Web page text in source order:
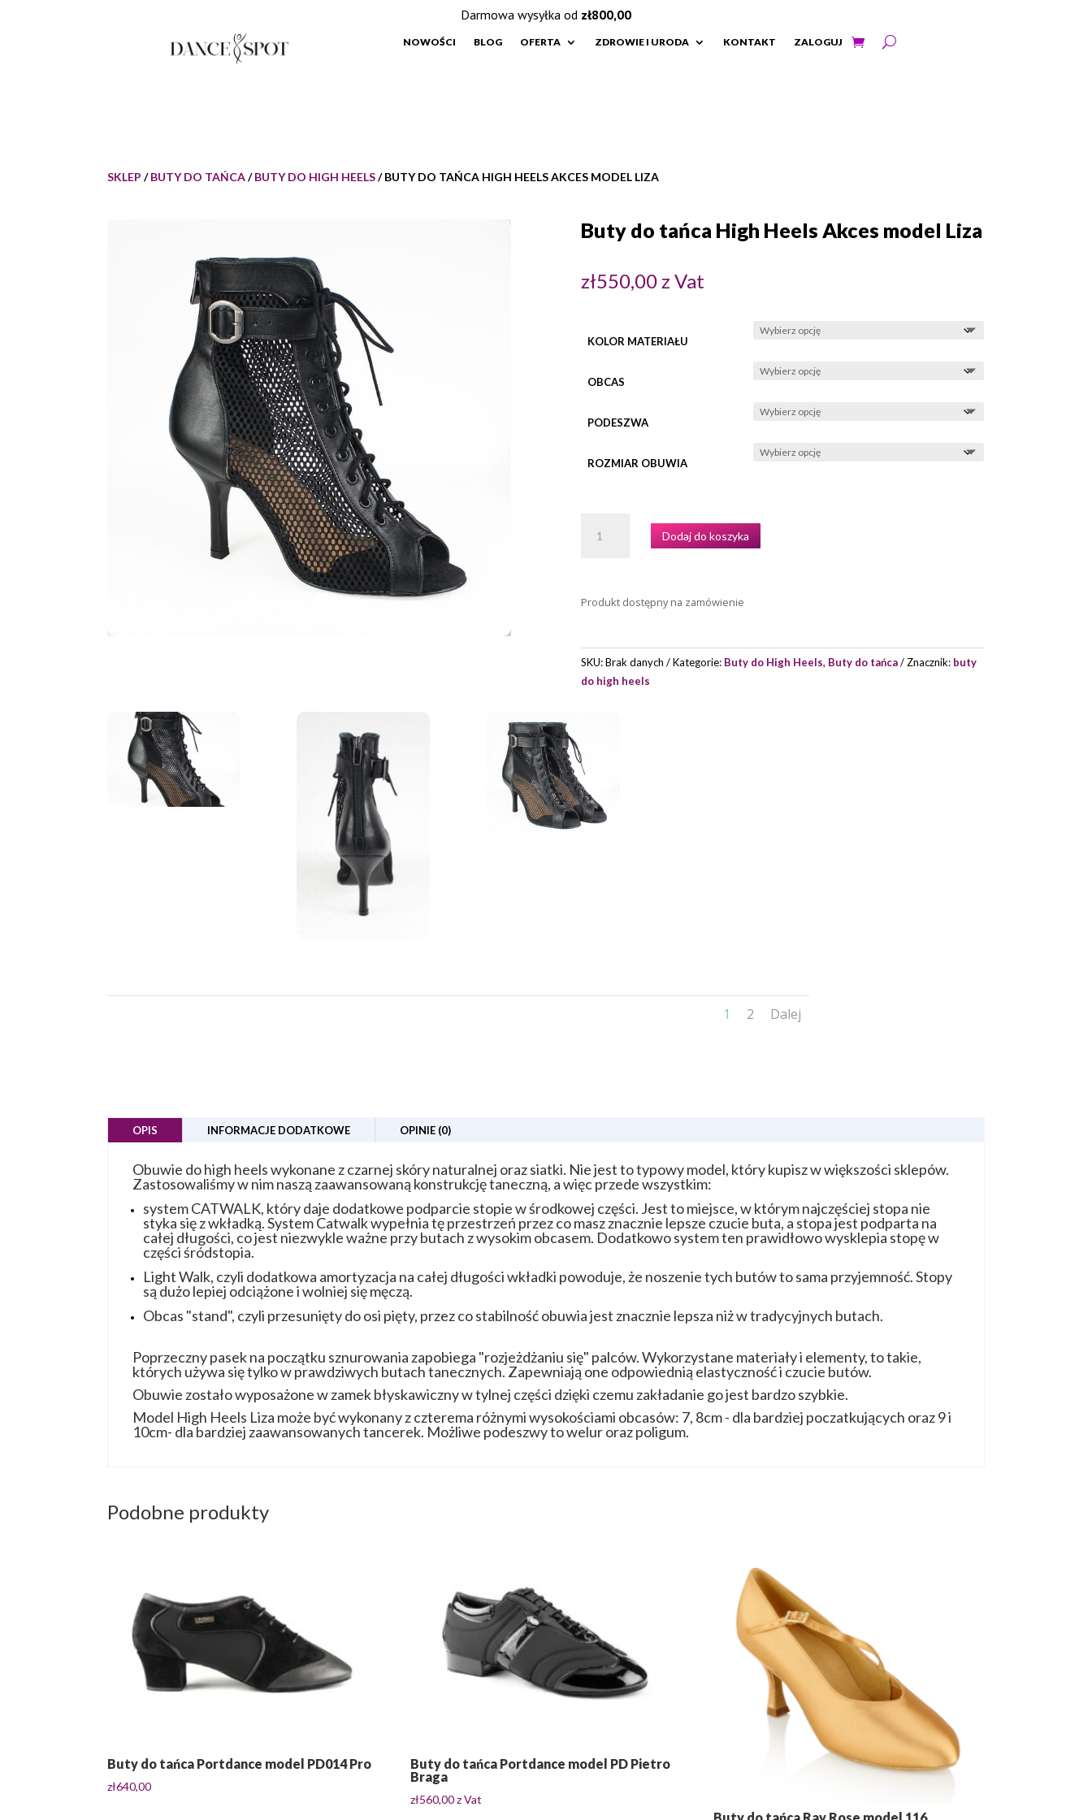
NOWOŚCI BLOG OFERTA ZDROWIE I URODA KONTAKT ZALOGUJ
SKLEP /BUTY DO TAŃCA/BUTY DO HIGH HEELS/ BUTY DO TAŃCA HIGH HEELS AKCES MODEL LIZA
Buty do tańca High Heels Akces model Liza
zł550,00z Vat
KOLOR MATERIAŁU
OBCAS
PODESZWA
ROZMIAR OBUWIA
BUTY
HIGH
MODEL
Dodaj do koszyka
Produkt dostępny na zamówienie
SKU:Brak danych Kategorie: Buty do High Heels, Buty do tańca Znacznik: buty
do high heels
1 2 Dalej
OPIS INFORMACJE DODATKOWE OPINIE (0)
Obuwie do high heels wykonane z czarnej skóry naturalnej oraz siatki. Nie jest to typowy model, który kupisz w większości sklepów.
Zastosowaliśmy w nim naszą zaawansowaną konstrukcję taneczną, a więc przede wszystkim:
system CATWALK, który daje dodatkowe podparcie stopie w środkowej części. Jest to miejsce, w którym najczęściej stopa nie
styka się z wkładką. System Catwalk wypełnia tę przestrzeń przez co masz znacznie lepsze czucie buta, a stopa jest podparta na
całej długości, co jest niezwykle ważne przy butach z wysokim obcasem. Dodatkowo system ten prawidłowo wysklepia stopę w
części śródstopia.
Light Walk, czyli dodatkowa amortyzacja na całej długości wkładki powoduje, że noszenie tych butów to sama przyjemność. Stopy
są dużo lepiej odciążone i wolniej się męczą.
Obcas "stand", czyli przesunięty do osi pięty, przez co stabilność obuwia jest znacznie lepsza niż w tradycyjnych butach.
Poprzeczny pasek na początku sznurowania zapobiega "rozjeżdżaniu się" palców. Wykorzystane materiały i elementy, to takie,
których używa się tylko w prawdziwych butach tanecznych. Zapewniają one odpowiednią elastyczność i czucie butów.
Obuwie zostało wyposażone w zamek błyskawiczny w tylnej części dzięki czemu zakładanie go jest bardzo szybkie.
Model High Heels Liza może być wykonany z czterema różnymi wysokościami obcasów: 7, 8cm - dla bardziej poczatkujących oraz 9 i
10cm- dla bardziej zaawansowanych tancerek. Możliwe podeszwy to welur oraz poligum.
Podobne produkty
Buty do tańca Portdance model PD014 Pro
zł640,00
Buty do tańca Portdance model PD Pietro
Braga
zł560,00z Vat
Darmowa wysyłka od zł800,00